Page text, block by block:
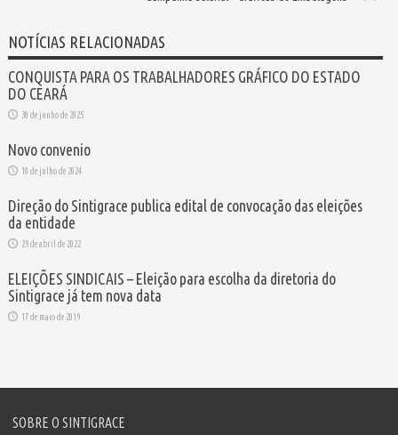
NOTÍCIAS RELACIONADAS
CONQUISTA PARA OS TRABALHADORES GRÁFICO DO ESTADO
DO CEARÁ
30 de junho de 2025
Novo convenio
10 de julho de 2024
Direção do Sintigrace publica edital de convocação das eleições
da entidade
29 de abril de 2022
ELEIÇÕES SINDICAIS – Eleição para escolha da diretoria do
Sintigrace já tem nova data
17 de maio de 2019
SOBRE O SINTIGRACE